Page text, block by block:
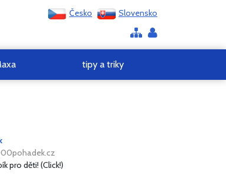
Česko Slovensko
tipy a triky
pro děti! (Click!)